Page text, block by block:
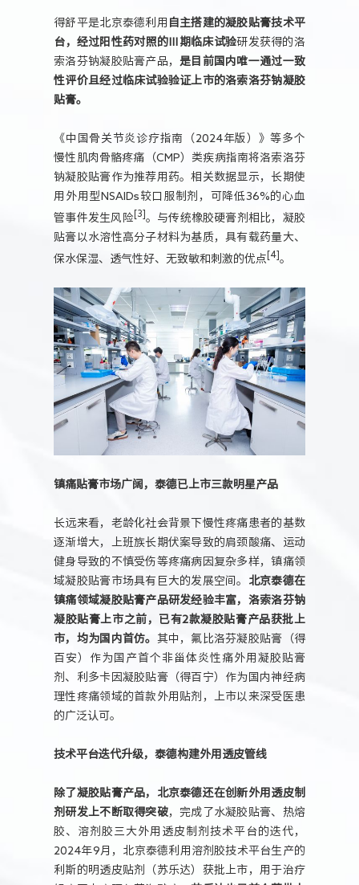
得舒平是北京泰德利用 自主搭建的凝胶贴膏技术平
台，经过阳性药对照的Ⅲ期临床试验研发获得的洛
索洛芬钠凝胶贴膏产品，是目前国内唯一通过一致
性评价且经过临床试验验证上市的洛索洛芬钠凝胶
贴膏。
《中国骨关节炎诊疗指南（2024年版）》等多个
慢性肌肉骨骼疼痛（CMP）类疾病指南将洛索洛芬
钠凝胶贴膏作为推荐用药。相关数据显示，长期使
用外用型NSAIDs较口服制剂，可降低36%的心血
管事件发生风险 [3] 。与传统橡胶硬膏剂相比，凝胶
贴膏以水溶性高分子材料为基质，具有载药量大、
保水保湿、透气性好、无致敏和刺激的优点 [4] 。
镇痛贴膏市场广阔，泰德已上市三款明星产品
长远来看，老龄化社会背景下慢性疼痛患者的基数
逐渐增大，上班族长期伏案导致的肩颈酸痛、运动
健身导致的不慎受伤等疼痛病因复杂多样，镇痛领
域凝胶贴膏市场具有巨大的发展空间。 北京泰德在
镇痛领域凝胶贴膏产品研发经验丰富，洛索洛芬钠
凝胶贴膏上市之前，已有2款凝胶贴膏产品获批上
市，均为国内首仿。 其中，氟比洛芬凝胶贴膏（得
百安）作为国产首个非甾体炎性痛外用凝胶贴膏
剂、利多卡因凝胶贴膏（得百宁）作为国内神经病
理性疼痛领域的首款外用贴剂，上市以来深受医患
的广泛认可。
技术平台迭代升级，泰德构建外用透皮管线
除了凝胶贴膏产品，北京泰德还在创新外用透皮制
剂研发上不断取得突破，完成了水凝胶贴膏、热熔
胶、溶剂胶三大外用透皮制剂技术平台的迭代，
2024年9月，北京泰德利用溶剂胶技术平台生产的
利斯的明透皮贴剂（苏乐达）获批上市，用于治疗